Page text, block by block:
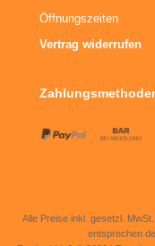
Öffnungszeiten
Vertrag widerrufen
Alle Preise inkl. gesetzl. MwSt.
entsprechen